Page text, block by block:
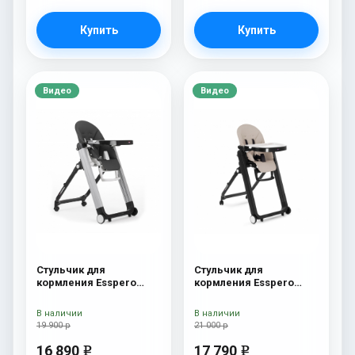
Купить Купить
Видео
Стульчик для
кормления Esspero
19 900 р
16 890 e
В наличии
Видео
Стульчик для
кормления Esspero
21 000 р
17 790 e
В наличии